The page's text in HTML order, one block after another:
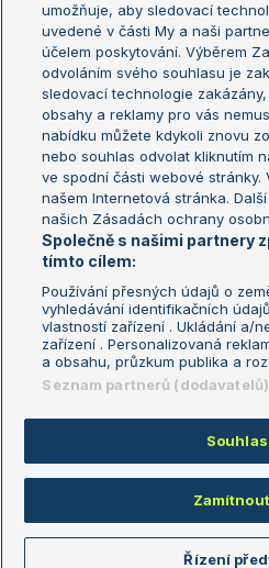
Sázkařský žebříček
US
Aktualní trendy
Fotbalové přestupy
Livesport Daily
LS Prague Open
Podmínky užití
GDPR a žurnalistika
Kontakt
údajů
Copyright © 2008-2026 TenisPortal.cz.
umožňuje, aby sledovací
uvedené v části My a naši
účelem poskytování. Výběrem
odvoláním svého souhlasu je
sledovací technologie
obsahy a reklamy pro vás
nabídku můžete kdykoli znovu
nebo souhlas odvolat kliknutím
ve spodní části webové stránky.
našem Internetová stránka.
našich Zásadách ochrany
Společně s našimi partnery
tímto cílem:
Používání přesných údajů o
vyhledávání identifikačních
vlastností zařízení . Ukládání a/
zařízení . Personalizovaná
a obsahu, průzkum publika a
Seznam partnerů (dodavatelů)
Řízení